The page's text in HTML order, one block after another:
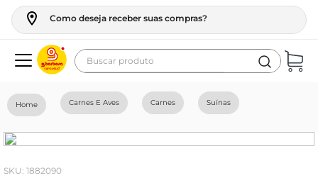
Como deseja receber suas compras?
Buscar produto
Carnes E Aves Carnes Suínas
: 1882090
geladeira
fogao